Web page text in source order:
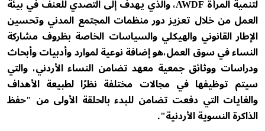
لتنمية المرأة AWDF، والذي يهدف إلى التصدي للعنف في بيئة
العمل من خلال تعزيز دور منظمات المجتمع المدني وتحسين
الإطار القانوني والهيكلي والسياسات الخاصة بظروف مشاركة
النساء في سوق العمل،هو إضافة نوعية لموارد وأدبيات وأبحاث
ودراسات ووثائق جمعية معهد تضامن النساء الأردني، والتي
سيتم توظيفها في مجالات مختلفة نظرًا لطبيعة الأهداف
والغايات التي دفعت تضامن للبدء بالحلقة الأولى من "حفظ
الذاكرة النسوية الأردنية".